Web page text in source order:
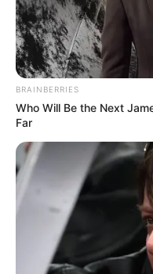
BRAINBERRIES
Who Will Be the Next
Far